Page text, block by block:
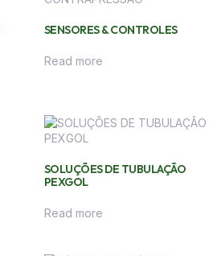
SENSORES & CONTROLES
Read more
SOLUÇÕES DE TUBULAÇÃO
PEXGOL
Read more